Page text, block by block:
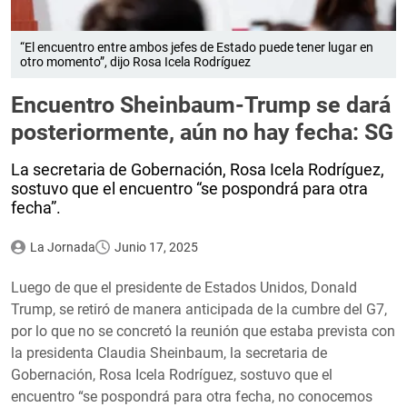
“El encuentro entre ambos jefes de Estado puede tener lugar en
otro momento”, dijo Rosa Icela Rodríguez
Encuentro Sheinbaum-Trump se dará
posteriormente, aún no hay fecha: SG
La secretaria de Gobernación, Rosa Icela Rodríguez,
sostuvo que el encuentro “se pospondrá para otra
fecha”.
La Jornada Junio 17, 2025
Luego de que el presidente de Estados Unidos, Donald
Trump, se retiró de manera anticipada de la cumbre del G7,
por lo que no se concretó la reunión que estaba prevista con
la presidenta Claudia Sheinbaum, la secretaria de
Gobernación, Rosa Icela Rodríguez, sostuvo que el
encuentro “se pospondrá para otra fecha, no conocemos